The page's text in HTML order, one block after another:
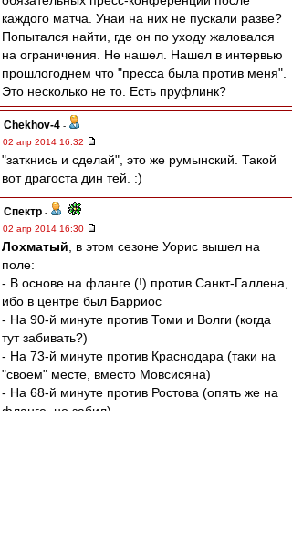
каждого матча. Унаи на них не пускали разве?
Попытался найти, где он по уходу жаловался
на ограничения. Не нашел. Нашел в интервью
прошлогоднем что "пресса была против меня".
Это несколько не то. Есть пруфлинк?
Chekhov-4 -
02 апр 2014 16:32
"заткнись и сделай", это же румынский. Такой
вот драгоста дин тей. :)
Спектр -
02 апр 2014 16:30
Лохматый , в этом сезоне Уорис вышел на
поле:
- В основе на фланге (!) против Санкт-Галлена,
ибо в центре был Барриос
- На 90-й минуте против Томи и Волги (когда
тут забивать?)
- На 73-й минуте против Краснодара (таки на
"своем" месте, вместо Мовсисяна)
- На 68-й минуте против Ростова (опять же на
фланге, но забил).